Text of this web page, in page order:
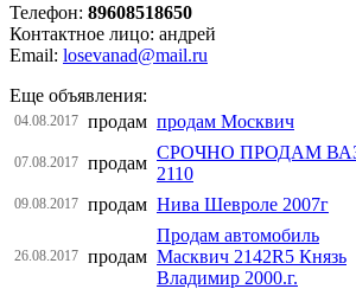
Телефон: 89608518650
Контактное лицо: андрей
Email: losevanad@mail.ru
Еще объявления:
04.08.2017 продам продам Москвич
07.08.2017 продам
СРОЧНО ПРОДАМ
2110
09.08.2017 продам Нива Шевроле 2007г
26.08.2017 продам
Продам автомобиль
Масквич 2142R5 Князь
Владимир 2000.г.